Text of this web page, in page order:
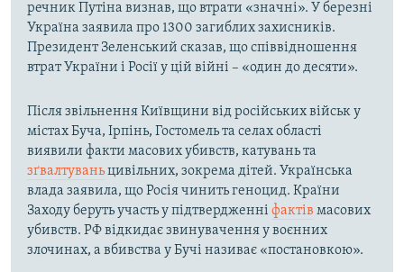
речник Путіна визнав, що втрати «значні». У березні
Україна заявила про 1300 загиблих захисників.
Президент Зеленський сказав, що співвідношення
втрат України і Росії у цій війні – «один до десяти».
Після звільнення Київщини від російських військ у
містах Буча, Ірпінь, Гостомель та селах області
виявили факти масових убивств, катувань та
зґвалтуваньцивільних, зокрема дітей. Українська
влада заявила, що Росія чинить геноцид. Країни
Заходу беруть участь у підтвердженні фактів масових
убивств. РФ відкидає звинувачення у воєнних
злочинах, а вбивства у Бучі називає «постановкою».